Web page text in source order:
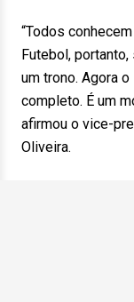
“Todos
Futebol,
um trono. Agora
completo. É um
afirmou o vice-
Oliveira.